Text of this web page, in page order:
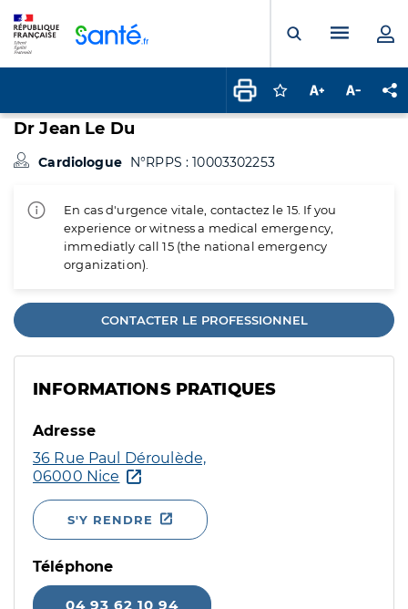
Ouvrir laMenu
Connectez-vous
Augmenter la
Dr Jean Le Du
Cardiologue N°RPPS : 10003302253
En cas d'urgence vitale, contactez le 15. If you
experience or witness a medical emergency,
immediatly call 15 (the national emergency
organization).
CONTACTER LE PROFESSIONNEL
INFORMATIONS PRATIQUES
Adresse
36 Rue Paul Déroulède,
06000 Nice
S'Y RENDRE
Téléphone
04 93 62 10 94